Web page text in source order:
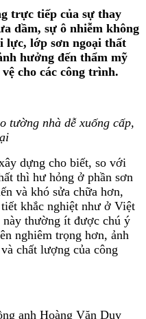
trực tiếp của sự thay
dầm, sự ô nhiễm không
lực, lớp sơn ngoại thất
hưởng đến thẩm mỹ
cho các công trình.
tường nhà dễ xuống cấp,
dựng cho biết, so với
thì hư hỏng ở phần sơn
và khó sửa chữa hơn,
khắc nghiệt như ở Việt
thường ít được chú ý
nghiêm trọng hơn, ảnh
chất lượng của công
anh Hoàng Văn Duy